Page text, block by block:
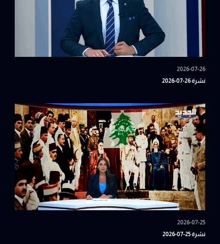
2026-07-26
نشرة 26-07-2026
2026-07-25
نشرة 25-07-2026